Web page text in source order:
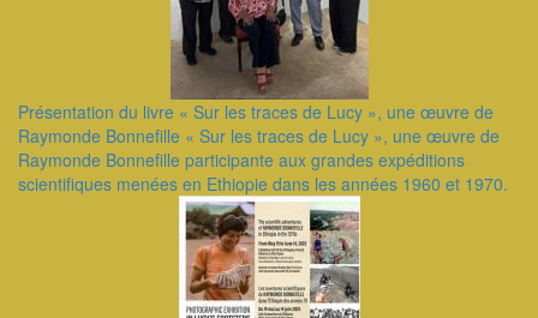
Présentation du livre « Sur les traces de Lucy », une œuvre de
Raymonde Bonnefille ​« Sur les traces de Lucy », une œuvre de
Raymonde Bonnefille participante aux grandes expéditions
scientifiques menées en Ethiopie dans les années 1960 et 1970.